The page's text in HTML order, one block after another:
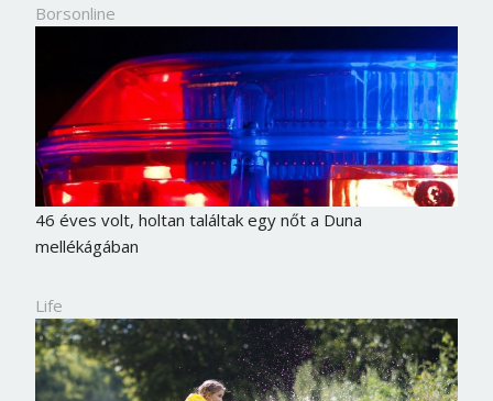
Borsonline
46 éves volt, holtan találtak egy nőt a Duna
mellékágában
Life